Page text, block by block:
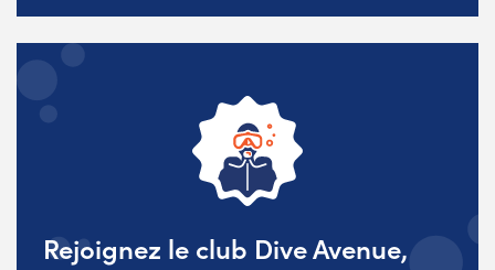
Rejoignez le club Dive Avenue,